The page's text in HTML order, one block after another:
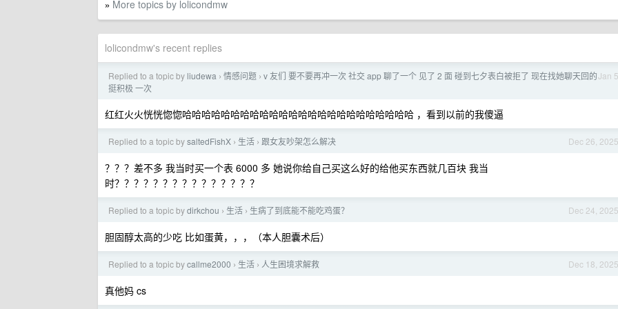
» More topics by lolicondmw
lolicondmw's recent replies
Jan 5
Replied to a topic by liudewa › 情感问题 › v 友们 要不要再冲一次 社交 app 聊了一个 见了 2 面 碰到七夕表白被拒了 现在找她聊天回的
挺积极 一次
红红火火恍恍惚惚哈哈哈哈哈哈哈哈哈哈哈哈哈哈哈哈哈哈哈哈哈哈哈哈 ，看到以前的我傻逼
Dec 26, 2025
Replied to a topic bysaltedFishX › 生活 › 跟女友吵架怎么解决
？？？差不多 我当时买一个表 6000 多 她说你给自己买这么好的给他买东西就几百块 我当
时？？？？？？？？？？？？？？？
Dec 24, 2025
Replied to a topic bydirkchou › 生活 › 生病了到底能不能吃鸡蛋？
胆固醇太高的少吃 比如蛋黄，，，（本人胆囊术后）
Dec 18, 2025
Replied to a topic bycallme2000 › 生活 › 人生困境求解救
真他妈 cs